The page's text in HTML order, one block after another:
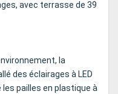
avec terrasse de 39
la
des éclairages à LED
pailles en plastique à